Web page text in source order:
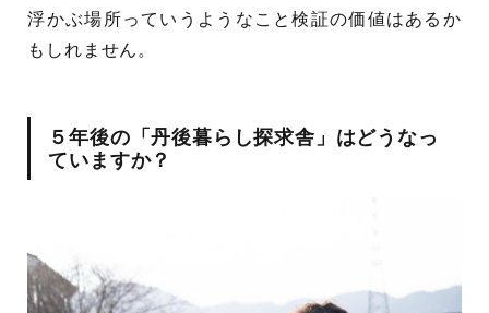
浮かぶ場所っていうようなこと検証の価値はあるか
もしれません。
５年後の「丹後暮らし探求舎」はどうなっ
ていますか？